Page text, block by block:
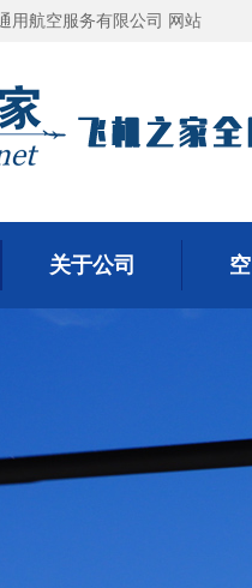
用航空服务有限公司 网站
关于公司